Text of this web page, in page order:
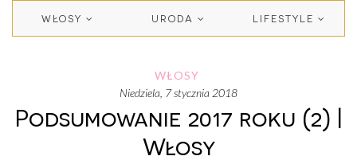
WŁOSY URODA LIFESTYLE
WŁOSY
niedziela, 7 stycznia 2018
Podsumowanie 2017 roku (2) |
Włosy